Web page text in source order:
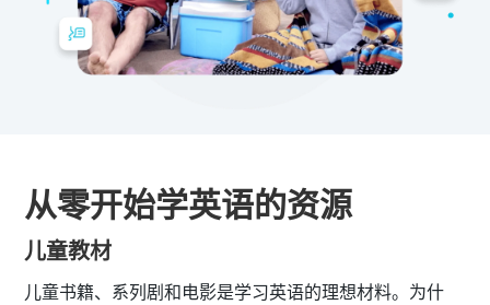
从零开始学英语的资源
儿童教材
儿童书籍、系列剧和电影是学习英语的理想材料。为什